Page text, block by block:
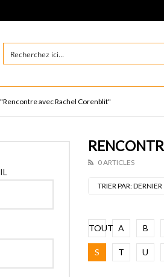
avec Rachel Corenblit"
0 ARTICLES
TRIER PAR:DERNIER
TOUT A B
S T U